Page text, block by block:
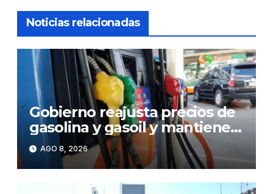
Noticias relacionadas
Gobierno reajusta precios de
gasolina y gasoil y mantiene
congelado el GLP
AGO 8, 2026